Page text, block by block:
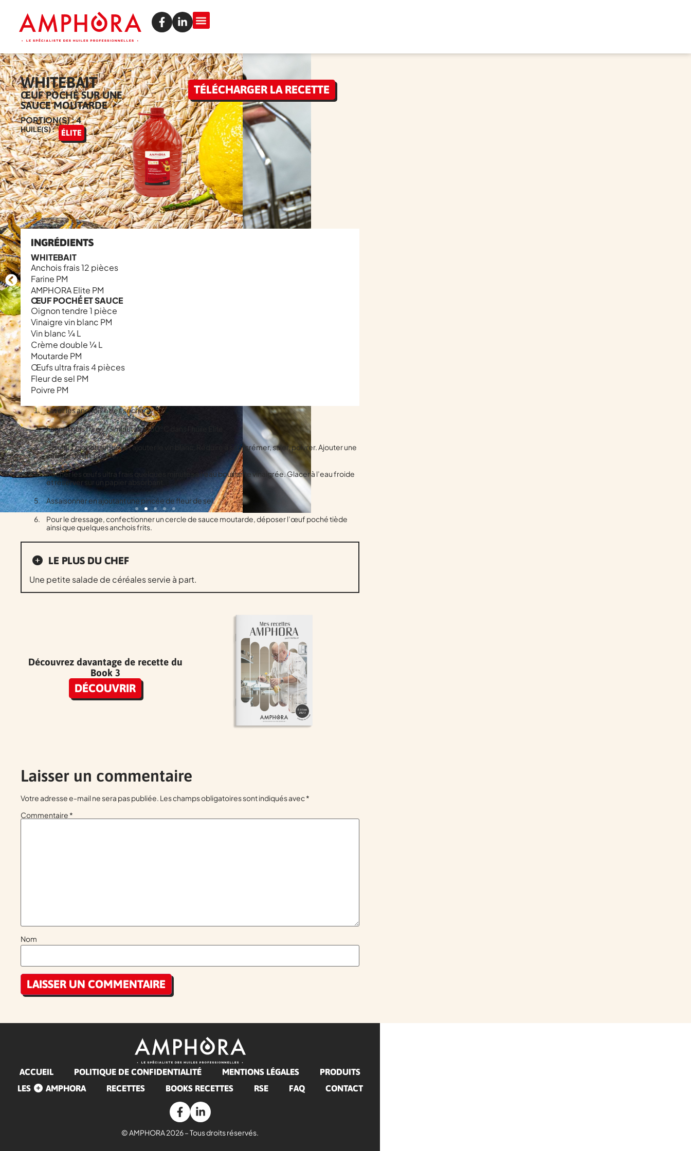
WHITEBAIT
ŒUF POCHÉ SUR UNE
SAUCE MOUTARDE
PORTION(S) : 4
HUILE(S) : ÉLITE
TÉLÉCHARGER LA RECETTE
INGRÉDIENTS
WHITEBAIT
Anchois frais 12 pièces
Farine PM
AMPHORA Elite PM
ŒUF POCHÉ ET SAUCE
Oignon tendre 1 pièce
Vinaigre vin blanc PM
Vin blanc ¼ L
Crème double ¼ L
Moutarde PM
Œufs ultra frais 4 pièces
Fleur de sel PM
Poivre PM
Laver les anchois et les sécher.
Fariner puis frire 2/3 minutes à 150°C dans l’huile Elite.
Ciseler l’oignon tendre et ajouter le vin blanc. Réduire à sec, crémer, saler, poivrer. Ajouter une
cuillère de moutarde.
Pocher les œufs ultra frais quelques minutes à l’eau bouillante vinaigrée. Glacer à l’eau froide
et réserver sur un papier absorbant.
Assaisonner en ajoutant une pincée de fleur de sel.
Pour le dressage, confectionner un cercle de sauce moutarde, déposer l’œuf poché tiède
ainsi que quelques anchois frits.
LE PLUS DU CHEF
Une petite salade de céréales servie à part.
Découvrez davantage de recette du
Book 3
DÉCOUVRIR
Laisser un commentaire
Votre adresse e-mail ne sera pas publiée. Les champs obligatoires sont indiqués avec*
Commentaire*
Nom
ACCUEIL POLITIQUE DE CONFIDENTIALITÉ MENTIONS LÉGALES
PRODUITS
LES
AMPHORA RECETTES BOOKS RECETTES RSE FAQ CONTACT
© AMPHORA 2026 – Tous droits réservés.